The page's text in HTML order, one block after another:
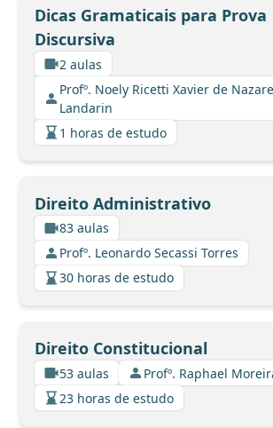
Dicas Gramaticais para Prova
Discursiva
2 aulas
Profº. Noely Ricetti Xavier de
Landarin
1 horas de estudo
Direito Administrativo
83 aulas
Profº. Leonardo Secassi Torres
30 horas de estudo
Direito Constitucional
53 aulas
Profº. Raphael
23 horas de estudo